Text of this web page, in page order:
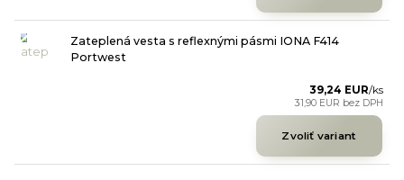
Zateplená vesta s reflexnými pásmi IONA F414
Portwest
39,24 EUR/ks
31,90 EUR bez DPH
Zvoliť variant